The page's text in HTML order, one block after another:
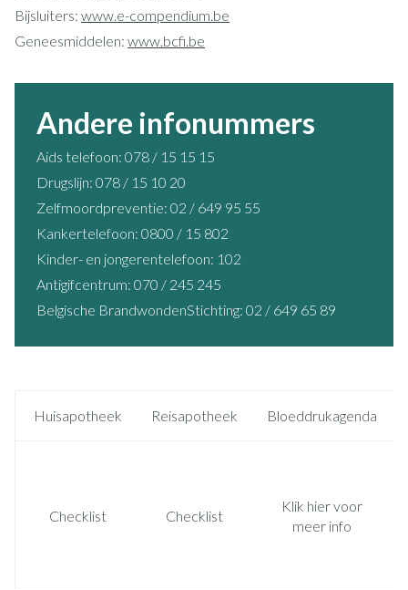
Bijsluiters: www.e-compendium.be
Geneesmiddelen: www.bcfi.be
Andere infonummers
Aids telefoon: 078 / 15 15 15
Drugslijn: 078 / 15 10 20
Zelfmoordpreventie: 02 / 649 95 55
Kankertelefoon: 0800 / 15 802
Kinder- en jongerentelefoon: 102
Antigifcentrum: 070 / 245 245
Belgische BrandwondenStichting: 02 / 649 65 89
Huisapotheek Reisapotheek Bloeddrukagenda
Checklist Checklist
Klik hier voor
meer info